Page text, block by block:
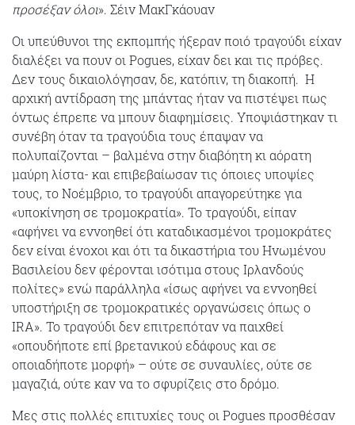
προσέξαν όλοι». Σέιν ΜακΓκάουαν
Οι υπεύθυνοι της εκπομπής ήξεραν ποιό τραγούδι είχαν
διαλέξει να πουν οι Pogues, είχαν δει και τις πρόβες.
Δεν τους δικαιολόγησαν, δε, κατόπιν, τη διακοπή. Η
αρχική αντίδραση της μπάντας ήταν να πιστέψει πως
όντως έπρεπε να μπουν διαφημίσεις. Υποψιάστηκαν τι
συνέβη όταν τα τραγούδια τους έπαψαν να
πολυπαίζονται – βαλμένα στην διαβόητη κι αόρατη
μαύρη λίστα- και επιβεβαίωσαν τις όποιες υποψίες
τους, το Νοέμβριο, το τραγούδι απαγορεύτηκε για
«υποκίνηση σε τρομοκρατία». Το τραγούδι, είπαν
«αφήνει να εννοηθεί ότι καταδικασμένοι τρομοκράτες
δεν είναι ένοχοι και ότι τα δικαστήρια του Ηνωμένου
Βασιλείου δεν φέρονται ισότιμα στους Ιρλανδούς
πολίτες» ενώ παράλληλα «ίσως αφήνει να εννοηθεί
υποστήριξη σε τρομοκρατικές οργανώσεις όπως ο
IRA». Το τραγούδι δεν επιτρεπόταν να παιχθεί
«οπουδήποτε επί βρετανικού εδάφους και σε
οποιαδήποτε μορφή» – ούτε σε συναυλίες, ούτε σε
μαγαζιά, ούτε καν να το σφυρίζεις στο δρόμο.
Μες στις πολλές επιτυχίες τους οι Pogues προσθέσαν